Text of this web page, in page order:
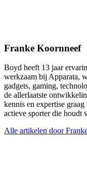
Franke Koornneef
Boyd heeft 13 jaar
werkzaam bij Apparata,
gadgets, gaming,
de allerlaatste
kennis en expertise
actieve sporter die houdt
Alle artikelen door